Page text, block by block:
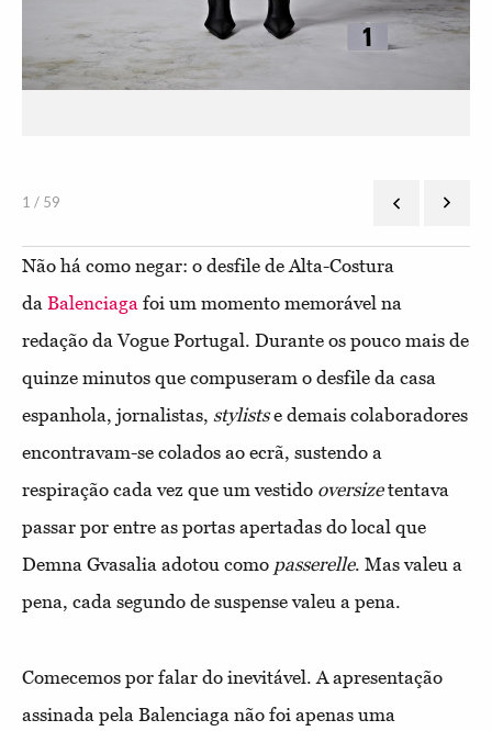
1 / 59
Não há como negar: o desfile de Alta-Costura
da Balenciaga foi um momento memorável na
redação da Vogue Portugal. Durante os pouco mais de
quinze minutos que compuseram o desfile da casa
espanhola, jornalistas, stylistse demais colaboradores
encontravam-se colados ao ecrã, sustendo a
respiração cada vez que um vestido oversizetentava
passar por entre as portas apertadas do local que
Demna Gvasalia adotou como passerelle. Mas valeu a
pena, cada segundo de suspense valeu a pena.
Comecemos por falar do inevitável. A apresentação
assinada pela Balenciaga não foi apenas uma